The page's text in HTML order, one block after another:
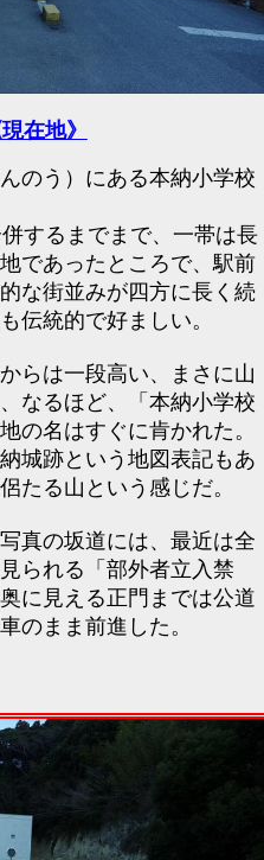
現在地》
のう）にある本納小学校
するまでまで、一帯は長
であったところで、駅前
な街並みが四方に長く続
伝統的で好ましい。
らは一段高い、まさに山
なるほど、「本納小学校
の名はすぐに肯かれた。
城跡という地図表記もあ
たる山という感じだ。
真の坂道には、最近は全
られる「部外者立入禁
に見える正門までは公道
のまま前進した。